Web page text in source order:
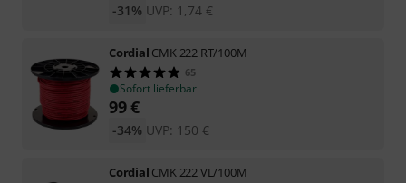
UVP: 1,74 €
-31%
Cordial CMK 222 RT/100M
65
Sofort lieferbar
99€
UVP: 150 €
-34%
Cordial CMK 222 VL/100M